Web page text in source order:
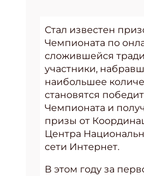
Стал известен
Чемпионата по
сложившейся
участники,
наибольшее
становятся
Чемпионата и
призы от
Центра
сети Интернет.
В этом году за